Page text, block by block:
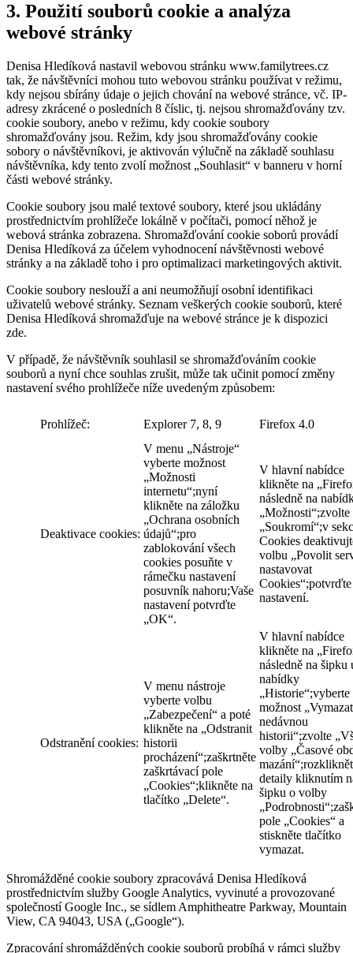
3. Použití souborů cookie a analýza
webové stránky
Denisa Hledíková nastavil webovou stránku www.familytrees.cz
tak, že návštěvníci mohou tuto webovou stránku používat v režimu,
kdy nejsou sbírány údaje o jejich chování na webové stránce, vč. IP-
adresy zkrácené o posledních 8 číslic, tj. nejsou shromažďovány tzv.
cookie soubory, anebo v režimu, kdy cookie soubory
shromažďovány jsou. Režim, kdy jsou shromažďovány cookie
sobory o návštěvníkovi, je aktivován výlučně na základě souhlasu
návštěvníka, kdy tento zvolí možnost „Souhlasit“ v banneru v horní
části webové stránky.
Cookie soubory jsou malé textové soubory, které jsou ukládány
prostřednictvím prohlížeče lokálně v počítači, pomocí něhož je
webová stránka zobrazena. Shromažďování cookie soborů provádí
Denisa Hledíková za účelem vyhodnocení návštěvnosti webové
stránky a na základě toho i pro optimalizaci marketingových aktivit.
Cookie soubory neslouží a ani neumožňují osobní identifikaci
uživatelů webové stránky. Seznam veškerých cookie souborů, které
Denisa Hledíková shromažďuje na webové stránce je k dispozici
zde.
V případě, že návštěvník souhlasil se shromažďováním cookie
souborů a nyní chce souhlas zrušit, může tak učinit pomocí změny
nastavení svého prohlížeče níže uvedeným způsobem:
Prohlížeč: Explorer 7, 8, 9 Firefox 4.0
Deaktivace cookies:
V menu „Nástroje“
vyberte možnost
„Možnosti
internetu“;nyní
klikněte na záložku
„Ochrana osobních
údajů“;pro
zablokování všech
cookies posuňte v
rámečku nastavení
posuvník nahoru;Vaše
nastavení potvrďte
„OK“.
V hlavní nabídce
klikněte na
následně na
„Soukromí“;v
Cookies
volbu „Povolit
nastavovat
Cookies“;potvrďte
nastavení.
Odstranění cookies:
V menu nástroje
vyberte volbu
„Zabezpečení“ a poté
klikněte na „Odstranit
historii
procházení“;zaškrtněte
zaškrtávací pole
„Cookies“;klikněte na
tlačítko „Delete“.
V hlavní nabídce
klikněte na
následně na šipku
nabídky
„Historie“;vyberte
možnost „Vymazat
nedávnou
historii“;zvolte
volby „Časové
detaily kliknutím
šipku o volby
pole „Cookies“ a
stiskněte tlačítko
vymazat.
Shromážděné cookie soubory zpracovává Denisa Hledíková
prostřednictvím služby Google Analytics, vyvinuté a provozované
společností Google Inc., se sídlem Amphitheatre Parkway, Mountain
View, CA 94043, USA („Google“).
Zpracování shromážděných cookie souborů probíhá v rámci služby